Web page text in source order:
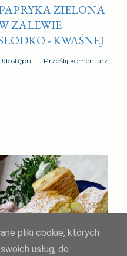
ZIELONA
ZALEWIE
- KWAŚNEJ
Prześlij komentarz
pliki cookie, których
usług, do